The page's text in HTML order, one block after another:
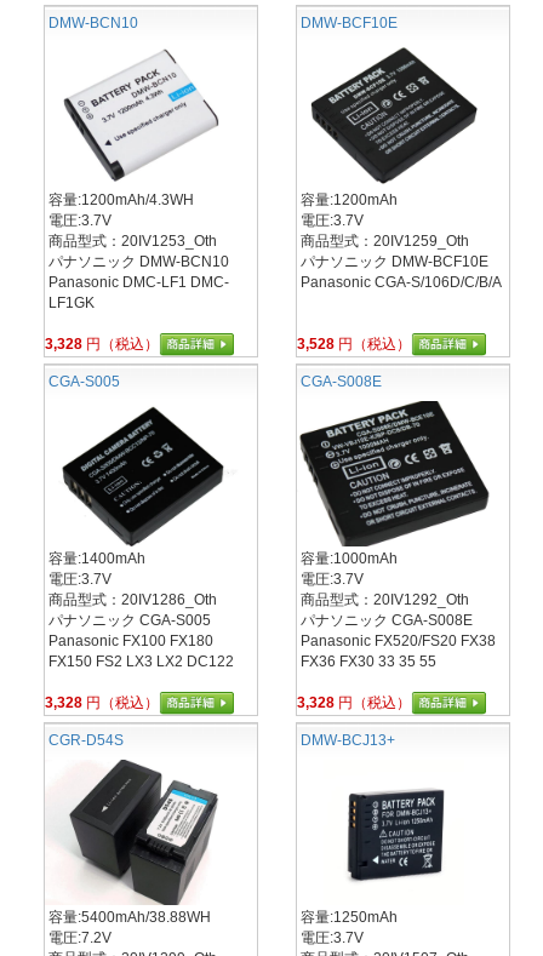
DMW-BCN10
容量:1200mAh/4.3WH
電圧:3.7V
商品型式：20IV1253_Oth
パナソニック DMW-BCN10
Panasonic DMC-LF1 DMC-
LF1GK
3,328 円（税込）
DMW-BCF10E
容量:1200mAh
電圧:3.7V
商品型式：20IV1259_Oth
パナソニック DMW-BCF10E
Panasonic CGA-S/106D/C/B/A
3,528 円（税込）
CGA-S005
容量:1400mAh
電圧:3.7V
商品型式：20IV1286_Oth
パナソニック CGA-S005
Panasonic FX100 FX180
FX150 FS2 LX3 LX2 DC122
3,328 円（税込）
CGA-S008E
容量:1000mAh
電圧:3.7V
商品型式：20IV1292_Oth
パナソニック CGA-S008E
Panasonic FX520/FS20 FX38
FX36 FX30 33 35 55
3,328 円（税込）
CGR-D54S
容量:5400mAh/38.88WH
電圧:7.2V
DMW-BCJ13+
容量:1250mAh
電圧:3.7V